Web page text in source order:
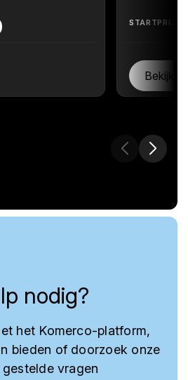
STARTPRIJS
Bekijk
nodig?
het Komerco-platform,
bieden of doorzoek onze
gestelde vragen